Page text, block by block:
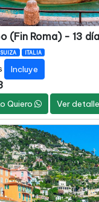
(Fin Roma) - 13
SUIZA ITALIA
Incluye
Quiero Ver